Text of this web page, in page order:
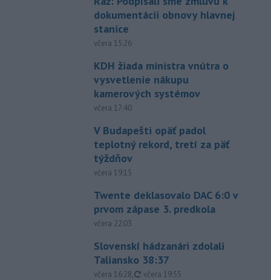
dokumentácii obnovy hlavnej
stanice
včera 15:26
KDH žiada ministra vnútra o
vysvetlenie nákupu
kamerových systémov
včera 17:40
V Budapešti opäť padol
teplotný rekord, tretí za päť
týždňov
včera 19:15
Twente deklasovalo DAC 6:0 v
prvom zápase 3. predkola
včera 22:03
Slovenskí hádzanári zdolali
Taliansko 38:37
včera 16:28, aktualizované
včera 19:55